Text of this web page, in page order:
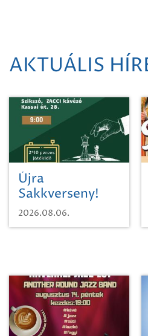
AKTUÁLIS
Újra
Sakkverseny!
2026.08.06.